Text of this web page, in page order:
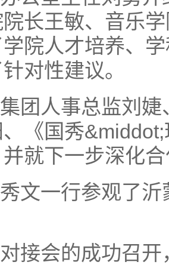
长王敏、音乐
院人才培养、
对性建议。
团人事总监刘
《国秀
就下一步深化
文一行参观了
接会的成功召